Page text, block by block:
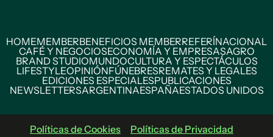
HOMEMEMBERBENEFICIOS MEMBERREFERÍNACIONAL
CAFÉ Y NEGOCIOSECONOMÍA Y EMPRESASAGRO
BRAND STUDIOMUNDOCULTURA Y ESPECTÁCULOS
LIFESTYLEOPINIÓNFÚNEBRESREMATES Y LEGALES
EDICIONES ESPECIALESPUBLICACIONES
NEWSLETTERSARGENTINAESPAÑAESTADOS UNIDOS
Políticas de Cookies Políticas de Privacidad